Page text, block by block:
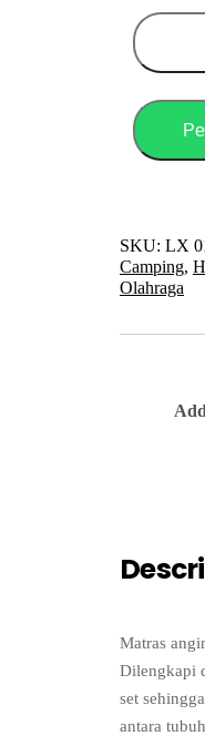
Pad
Portable
Outdoor
Waterproof
37
quantity
SKU: LX
Camping,
Olahraga
Matras
Dilengkapi
set
antara